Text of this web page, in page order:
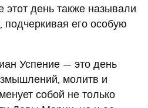
этот день также называли
его особую
Успение — это день
молитв и
собой не только